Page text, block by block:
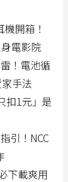
機開箱！
電影院
！電池循
手法
扣1元」是
引！NCC
下載爽用